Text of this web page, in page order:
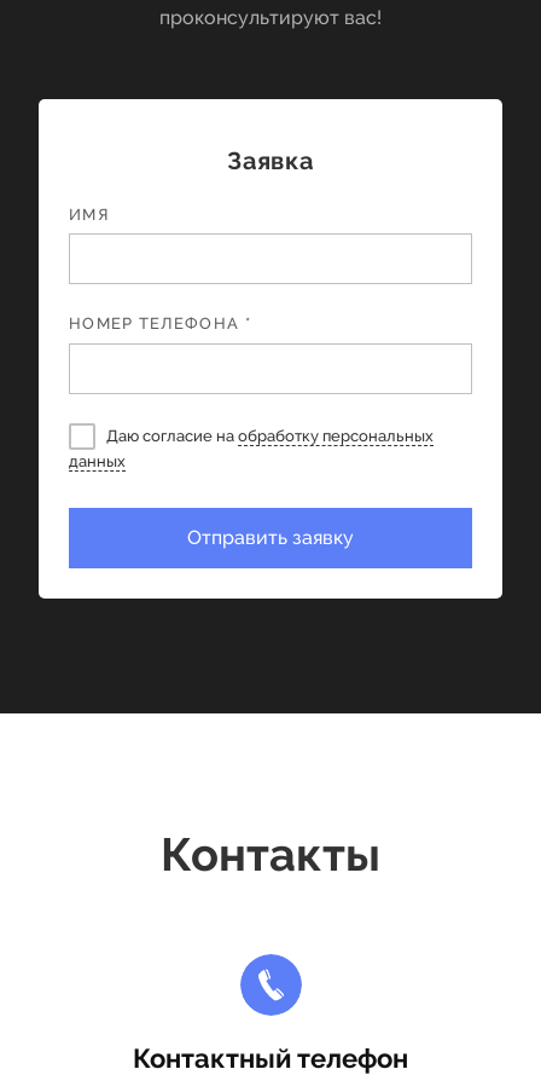
проконсультируют вас!
Заявка
ИМЯ
НОМЕР ТЕЛЕФОНА *
Даю согласие на обработку персональных
данных
Отправить заявку
Контакты
Контактный телефон